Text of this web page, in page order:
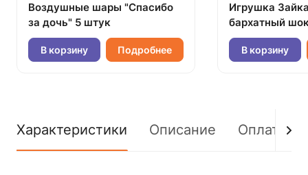
Воздушные шары "Спасибо
за дочь" 5 штук
В корзину Подробнее
Игрушка
бархатный
В корзину
Характеристики Описание Оплата